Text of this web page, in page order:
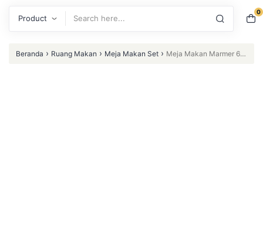
0
Beranda › Ruang Makan › Meja Makan Set › Meja Makan Marmer 6